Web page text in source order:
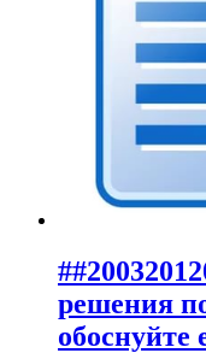
решения
обоснуйте